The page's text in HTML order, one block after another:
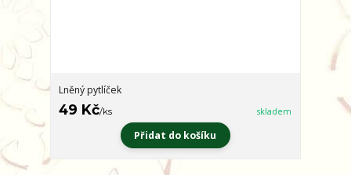
Lněný pytlíček
49 Kč/ks skladem
Přidat do košíku